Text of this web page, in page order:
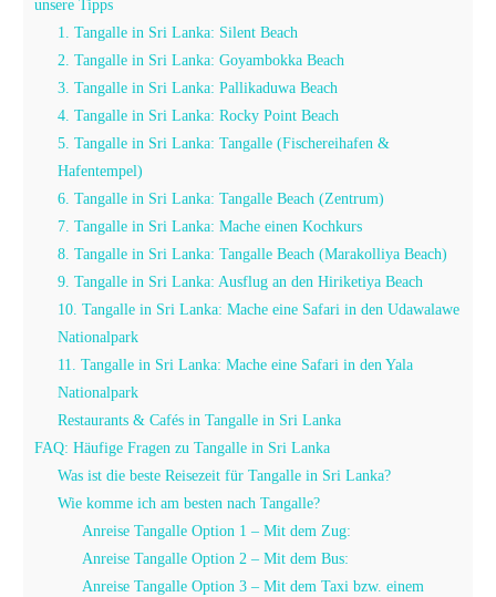
unsere Tipps
1. Tangalle in Sri Lanka: Silent Beach
2. Tangalle in Sri Lanka: Goyambokka Beach
3. Tangalle in Sri Lanka: Pallikaduwa Beach
4. Tangalle in Sri Lanka: Rocky Point Beach
5. Tangalle in Sri Lanka: Tangalle (Fischereihafen &
Hafentempel)
6. Tangalle in Sri Lanka: Tangalle Beach (Zentrum)
7. Tangalle in Sri Lanka: Mache einen Kochkurs
8. Tangalle in Sri Lanka: Tangalle Beach (Marakolliya Beach)
9. Tangalle in Sri Lanka: Ausflug an den Hiriketiya Beach
10. Tangalle in Sri Lanka: Mache eine Safari in den Udawalawe
Nationalpark
11. Tangalle in Sri Lanka: Mache eine Safari in den Yala
Nationalpark
Restaurants & Cafés in Tangalle in Sri Lanka
FAQ: Häufige Fragen zu Tangalle in Sri Lanka
Was ist die beste Reisezeit für Tangalle in Sri Lanka?
Wie komme ich am besten nach Tangalle?
Anreise Tangalle Option 1 – Mit dem Zug:
Anreise Tangalle Option 2 – Mit dem Bus:
Anreise Tangalle Option 3 – Mit dem Taxi bzw. einem